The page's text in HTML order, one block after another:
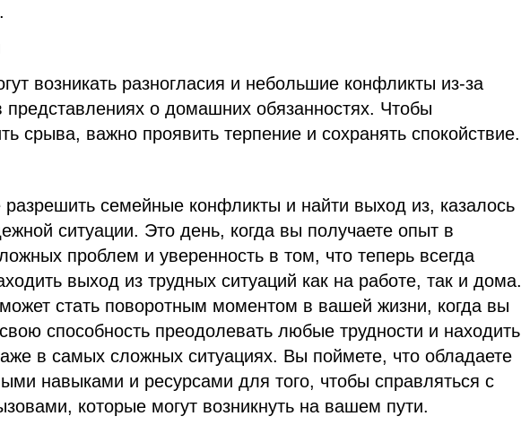
возникать разногласия и небольшие конфликты из-за
представлениях о домашних обязанностях. Чтобы
срыва, важно проявить терпение и сохранять спокойствие.
семейные конфликты и найти выход из, казалось
ситуации. Это день, когда вы получаете опыт в
проблем и уверенность в том, что теперь всегда
выход из трудных ситуаций как на работе, так и дома.
стать поворотным моментом в вашей жизни, когда вы
способность преодолевать любые трудности и находить
в самых сложных ситуациях. Вы поймете, что обладаете
навыками и ресурсами для того, чтобы справляться с
которые могут возникнуть на вашем пути.